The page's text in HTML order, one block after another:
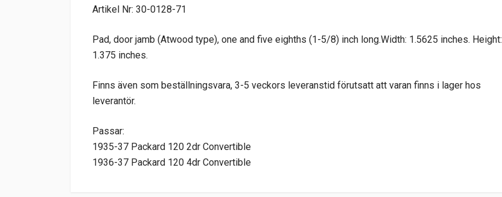
Artikel Nr: 30-0128-71
Pad, door jamb (Atwood type), one and five eighths (1-5/8) inch long.Width: 1.5625 inches. Height:
1.375 inches.
Finns även som beställningsvara, 3-5 veckors leveranstid förutsatt att varan finns i lager hos
leverantör.
Passar:
1935-37 Packard 120 2dr Convertible
1936-37 Packard 120 4dr Convertible